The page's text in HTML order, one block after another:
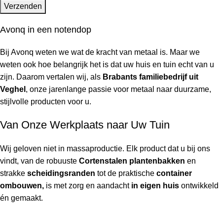
Avonq in een notendop
Bij Avonq weten we wat de kracht van metaal is. Maar we
weten ook hoe belangrijk het is dat uw huis en tuin echtvan u
zijn. Daarom vertalen wij, als Brabants familiebedrijf uit
Veghel , onze jarenlange passie voor metaal naar duurzame,
stijlvolle producten voor u.
Van Onze Werkplaats naar Uw Tuin
Wij geloven niet in massaproductie. Elk product dat u bij ons
vindt, van de robuuste Cortenstalen plantenbakken en
strakke scheidingsranden tot de praktische container
ombouwen, is met zorg en aandacht in eigen huis ontwikkeld
én gemaakt.